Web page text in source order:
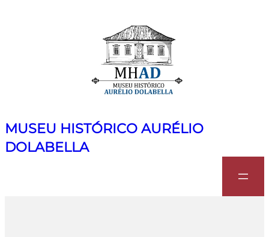
MUSEU HISTÓRICO AURÉLIO
DOLABELLA